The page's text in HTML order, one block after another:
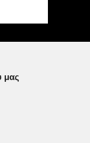
μας